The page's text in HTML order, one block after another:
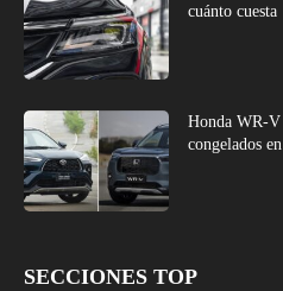
cuánto cuesta
Honda WR-V
congelados
SECCIONES TOP